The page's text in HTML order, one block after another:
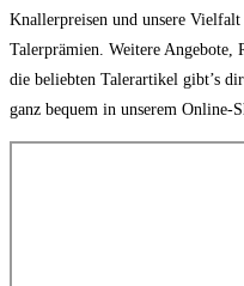
Knallerpreisen und unsere
Talerprämien. Weitere Angebote,
die beliebten Talerartikel gibt’s
ganz bequem in unserem Online-